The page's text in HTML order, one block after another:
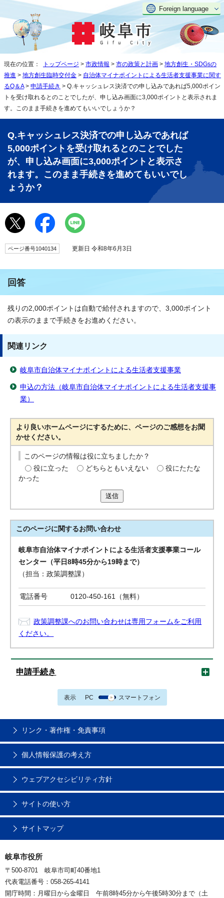
Foreign language
現在の位置： トップページ > 市政情報 > 市の政策と計画 > 地方創生・SDGsの
推進 > 地方創生臨時交付金 > 自治体マイナポイントによる生活者支援事業に関す
るQ＆A> 申請手続き > Q.キャッシュレス決済での申し込みであれば5,000ポイン
トを受け取れるとのことでしたが、申し込み画面に3,000ポイントと表示されま
す。このまま手続きを進めてもいいでしょうか？
Q.キャッシュレス決済での申し込みであれば
5,000ポイントを受け取れるとのことでした
が、申し込み画面に3,000ポイントと表示さ
れます。このまま手続きを進めてもいいでし
ょうか？
ページ番号1040134 更新日 令和8年6月3日
回答
残りの2,000ポイントは自動で給付されますので、3,000ポイント
の表示のままで手続きをお進めください。
関連リンク
岐阜市自治体マイナポイントによる生活者支援事業
申込の方法（岐阜市自治体マイナポイントによる生活者支援事
業）
より良いホームページにするために、ページのご感想をお聞
かせください。
このページの情報は役に立ちましたか？
役に立った
どちらともいえない
役にたたな
かった
送信
このページに関するお問い合わせ
岐阜市自治体マイナポイントによる生活者支援事業コール
センター（平日8時45分から19時まで）
（担当：政策調整課）
電話番号 0120-450-161（無料）
政策調整課へのお問い合わせは専用フォームをご利用
ください。
申請手続き
表示 PC スマートフォン
リンク・著作権・免責事項
個人情報保護の考え方
ウェブアクセシビリティ方針
サイトの使い方
サイトマップ
岐阜市役所
〒500-8701 岐阜市司町40番地1
代表電話番号：058-265-4141
開庁時間：月曜日から金曜日 午前8時45分から午後5時30分まで（土